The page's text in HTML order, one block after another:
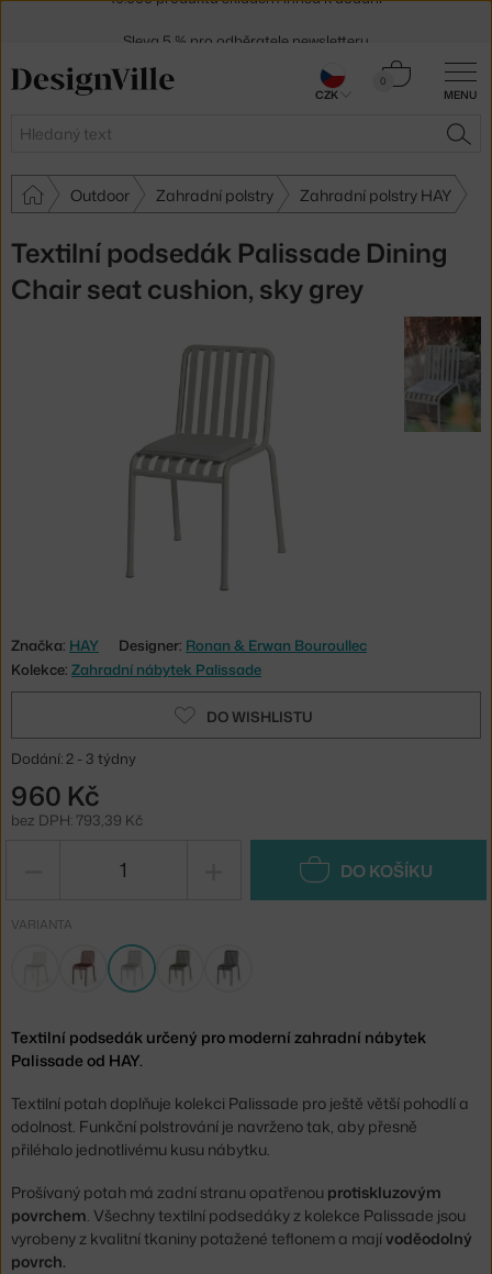
MENU
Hledat
0
Košík
Outdoor Zahradní polstry Zahradní polstry HAY
Textilní podsedák Palissade Dining
Chair seat cushion, sky grey
Značka: HAY Designer: Ronan & Erwan Bouroullec
Kolekce: Zahradní nábytek Palissade
DO WISHLISTU
Dodání: 2 - 3 týdny
960 Kč
bez DPH: 793,39 Kč
DO KOŠÍKU
VARIANTA
Textilní podsedák určený pro moderní zahradní nábytek
Palissade od HAY.
Textilní potah doplňuje kolekci Palissade pro ještě větší pohodlí a
odolnost. Funkční polstrování je navrženo tak, aby přesně
přiléhalo jednotlivému kusu nábytku.
Prošívaný potah má zadní stranu opatřenou protiskluzovým
povrchem. Všechny textilní podsedáky z kolekce Palissade jsou
vyrobeny z kvalitní tkaniny potažené teflonem a majívoděodolný
povrch.
30 dní na vrácení zboží
CZK